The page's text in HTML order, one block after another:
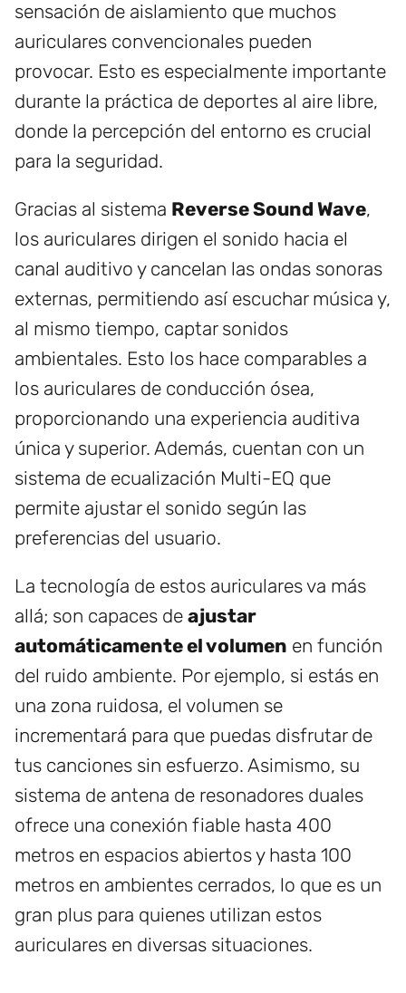
sensación de aislamiento que muchos
auriculares convencionales pueden
provocar. Esto es especialmente importante
durante la práctica de deportes al aire libre,
donde la percepción del entorno es crucial
para la seguridad.
Gracias al sistema Reverse Sound Wave,
los auriculares dirigen el sonido hacia el
canal auditivo y cancelan las ondas sonoras
externas, permitiendo así escuchar música y,
al mismo tiempo, captar sonidos
ambientales. Esto los hace comparables a
los auriculares de conducción ósea,
proporcionando una experiencia auditiva
única y superior. Además, cuentan con un
sistema de ecualización Multi-EQ que
permite ajustar el sonido según las
preferencias del usuario.
La tecnología de estos auriculares va más
allá; son capaces de ajustar
automáticamente el volumen en función
del ruido ambiente. Por ejemplo, si estás en
una zona ruidosa, el volumen se
incrementará para que puedas disfrutar de
tus canciones sin esfuerzo. Asimismo, su
sistema de antena de resonadores duales
ofrece una conexión fiable hasta 400
metros en espacios abiertos y hasta 100
metros en ambientes cerrados, lo que es un
gran plus para quienes utilizan estos
auriculares en diversas situaciones.